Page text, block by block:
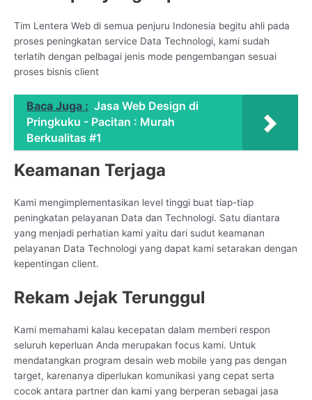
Tim Lentera Web di semua penjuru Indonesia begitu ahli pada
proses peningkatan service Data Technologi, kami sudah
terlatih dengan pelbagai jenis mode pengembangan sesuai
proses bisnis client
Baca Juga : Jasa Web Design di
Pringkuku - Pacitan : Murah
Berkualitas #1
Keamanan Terjaga
Kami mengimplementasikan level tinggi buat tiap-tiap
peningkatan pelayanan Data dan Technologi. Satu diantara
yang menjadi perhatian kami yaitu dari sudut keamanan
pelayanan Data Technologi yang dapat kami setarakan dengan
kepentingan client.
Rekam Jejak Terunggul
Kami memahami kalau kecepatan dalam memberi respon
seluruh keperluan Anda merupakan focus kami. Untuk
mendatangkan program desain web mobile yang pas dengan
target, karenanya diperlukan komunikasi yang cepat serta
cocok antara partner dan kami yang berperan sebagai jasa